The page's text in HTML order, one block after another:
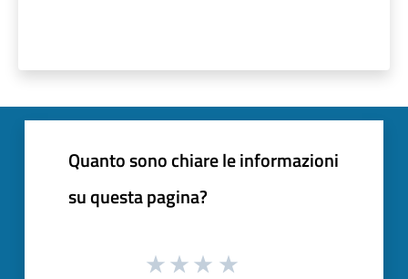
Quanto sono chiare le informazioni
su questa pagina?